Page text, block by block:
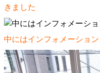
きました
中にはインフォメーショ